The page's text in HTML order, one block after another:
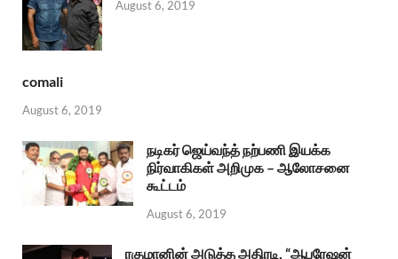
August 6, 2019
comali
August 6, 2019
நடிகர் ஜெய்வந்த் நற்பணி இயக்க
நிர்வாகிகள் அறிமுக – ஆலோசனை
கூட்டம்
August 6, 2019
ரகுமானின் அடுத்த அதிரடி, “ஆபரேஷன்